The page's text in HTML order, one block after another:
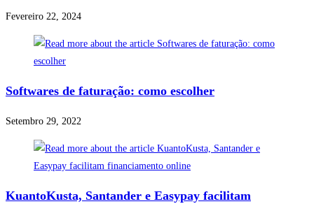
Fevereiro 22, 2024
Softwares de faturação: como escolher
Setembro 29, 2022
KuantoKusta, Santander e Easypay facilitam